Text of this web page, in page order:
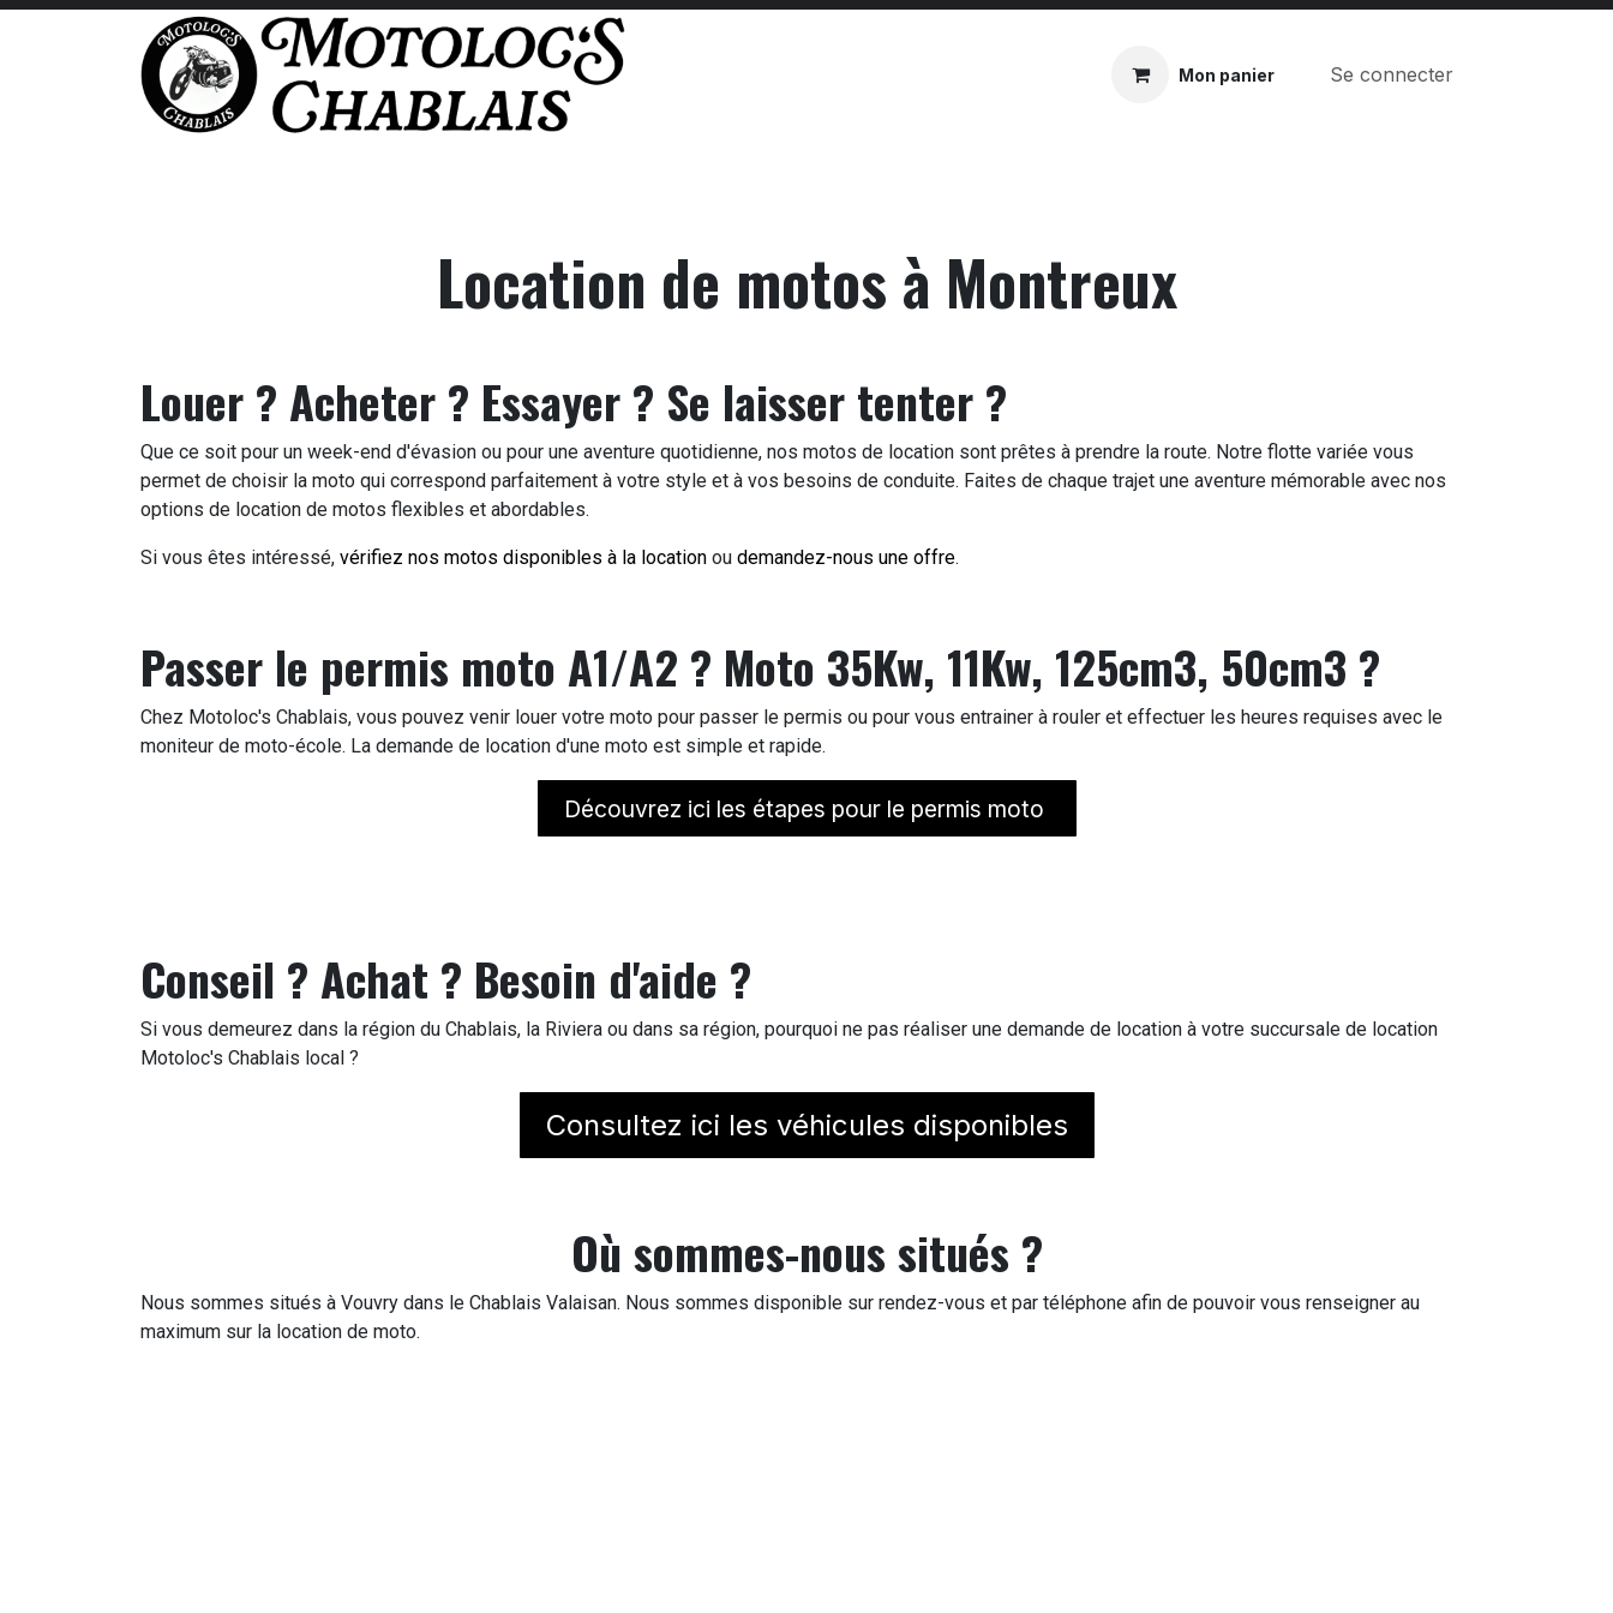
Se rendre au contenu
Mon panier Se connecter
Location de motos à Montreux
Louer ? Acheter ? Essayer ? Se laisser tenter ?
Que ce soit pour un week-end d'évasion ou pour une aventure quotidienne, nos motos de location sont prêtes à prendre la route. Notre flotte variée vous
permet de choisir la moto qui correspond parfaitement à votre style et à vos besoins de conduite. Faites de chaque trajet une aventure mémorable avec nos
options de location de motos flexibles et abordables.
Si vous êtes intéressé, vérifiez nos motos disponibles à la location ou demandez-nous une offre.
Passer le permis moto A1/A2 ? Moto 35Kw, 11Kw, 125cm3, 50cm3 ?
Chez Motoloc's Chablais, vous pouvez venir louer votre moto pour passer le permis ou pour vous entrainer à rouler et effectuer les heures requises avec le
moniteur de moto-école. La demande de location d'une moto est simple et rapide.
Découvrez ici les étapes pour le permis moto
Conseil ? Achat ? Besoin d'aide ?
Si vous demeurez dans la région du Chablais, la Riviera ou dans sa région, pourquoi ne pas réaliser une demande de location à votre succursale de location
Motoloc's Chablais local ?
Consultez ici les véhicules disponibles
Où sommes-nous situés ?
Nous sommes situés à Vouvry dans le Chablais Valaisan. Nous sommes disponible sur rendez-vous et par téléphone afin de pouvoir vous renseigner au
maximum sur la location de moto.